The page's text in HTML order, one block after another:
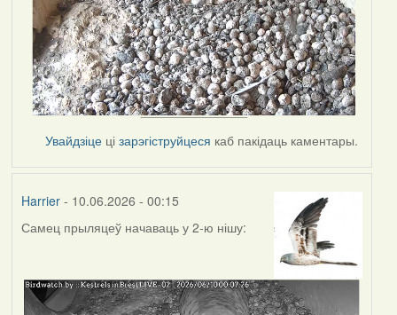
Увайдзіце цізарэгіструйцеся каб пакідаць каментары.
Harrier- 10.06.2026 - 00:15
Самец прыляцеў начаваць у 2-ю нішу: